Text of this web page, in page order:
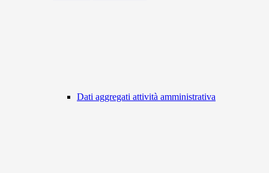
Dati aggregati attività amministrativa